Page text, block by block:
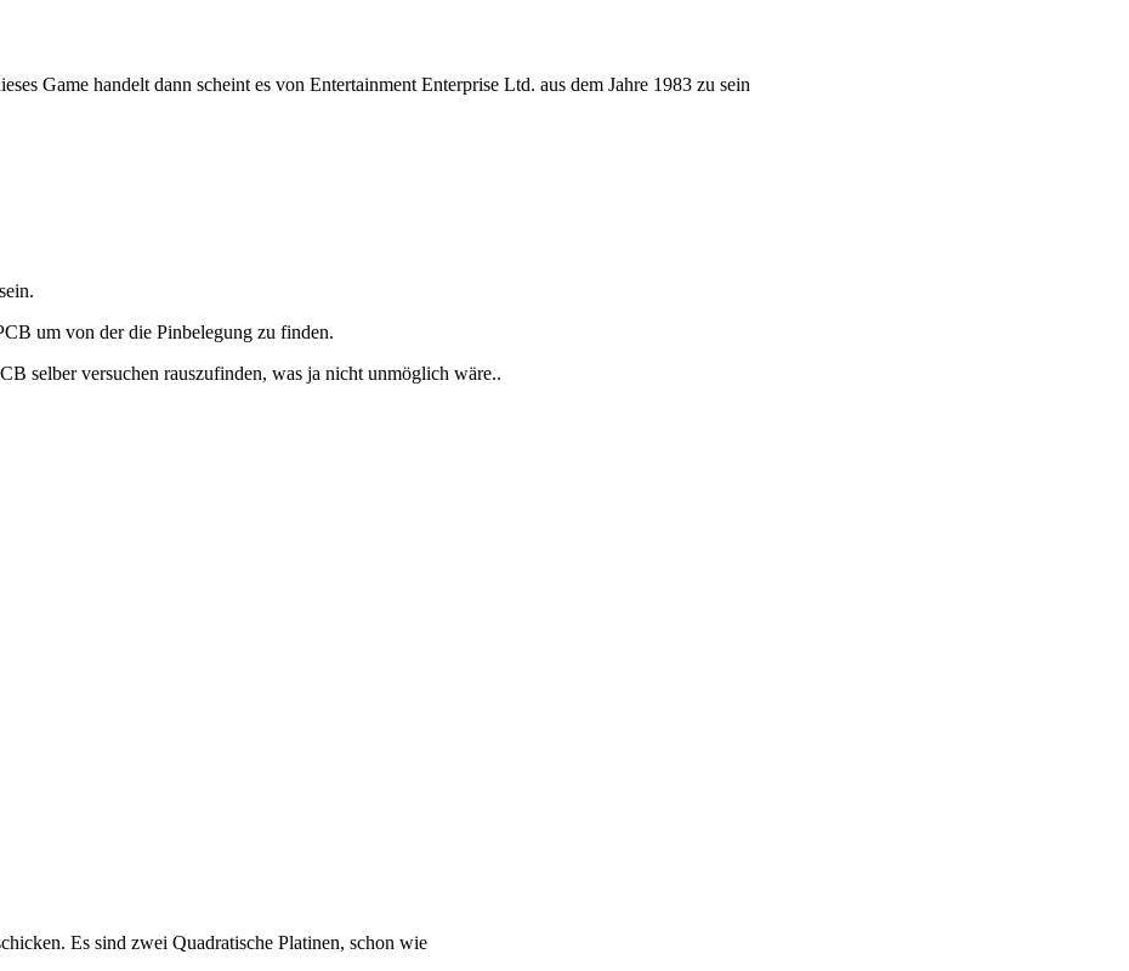
Game handelt dann scheint es von Entertainment Enterprise Ltd. aus dem Jahre 1983 zu sein
um von der die Pinbelegung zu finden.
selber versuchen rauszufinden, was ja nicht unmöglich wäre..
Es sind zwei Quadratische Platinen, schon wie